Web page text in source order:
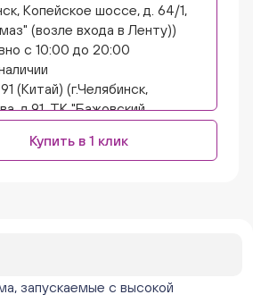
Копейское шоссе, д. 64/1,
(возле входа в Ленту))
с 10:00 до 20:00
(Китай) (г.Челябинск,
д.91, ТК "Бажовский,
с 10:00 до 20:00
с 10:00 до 20:00
Купить в 1 клик
запускаемые с высокой